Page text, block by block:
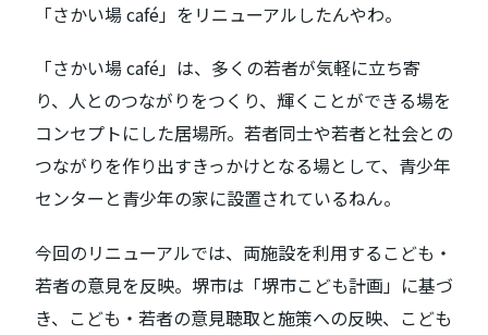
「さかい場 café」をリニューアルしたんやわ。
「さかい場 café」は、多くの若者が気軽に立ち寄
り、人とのつながりをつくり、輝くことができる場を
コンセプトにした居場所。若者同士や若者と社会との
つながりを作り出すきっかけとなる場として、青少年
センターと青少年の家に設置されているねん。
今回のリニューアルでは、両施設を利用するこども・
若者の意見を反映。堺市は「堺市こども計画」に基づ
き、こども・若者の意見聴取と施策への反映、こども